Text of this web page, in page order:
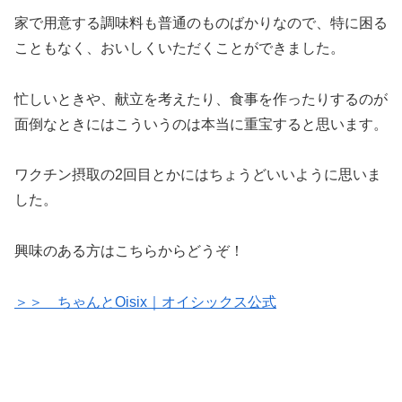
家で用意する調味料も普通のものばかりなので、特に困る
こともなく、おいしくいただくことができました。
忙しいときや、献立を考えたり、食事を作ったりするのが
面倒なときにはこういうのは本当に重宝すると思います。
ワクチン摂取の2回目とかにはちょうどいいように思いま
した。
興味のある方はこちらからどうぞ！
＞＞ ちゃんとOisix｜オイシックス公式